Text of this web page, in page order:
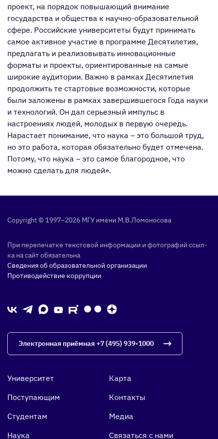
проект, на порядок повышающий внимание
государства и общества к научно-образовательной
сфере. Российские университеты будут принимать
самое активное участие в программе Десятилетия,
предлагать и реализовывать инновационные
форматы и проекты, ориентированные на самые
широкие аудитории. Важно в рамках Десятилетия
продолжить те стартовые возможности, которые
были заложены в рамках завершившегося Года науки
и технологий. Он дал серьезный импульс в
настроениях людей, молодых в первую очередь.
Нарастает понимание, что наука – это большой труд,
но это работа, которая обязательно будет отмечена.
Потому, что наука – это самое благородное, что
можно сделать для людей».
Copyright © 1997–2026 МГУ име­ни М.В.Ло­моно­сова
При пе­репе­чат­ке тек­сто­вой ин­форма­ции и фо­тог­ра­фий ссыл­
ка на сайт обя­затель­на
Сведения об образовательной организации
Противодействие коррупции
Электронная приёмная +7 (495) 939-1000
Университет
Поступающим
Студентам
Наука
Карта
Контакты
Медиа
Связаться с нами